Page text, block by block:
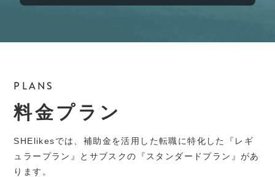
PLANS
料金プラン
SHElikesでは、補助金を活用した転職に特化した『レギ
ュラープラン』とサブスクの『スタンダードプラン』があ
ります。